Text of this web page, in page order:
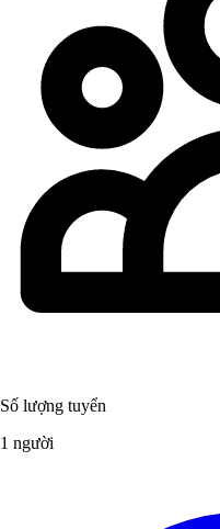
Số lượng tuyển
1 người